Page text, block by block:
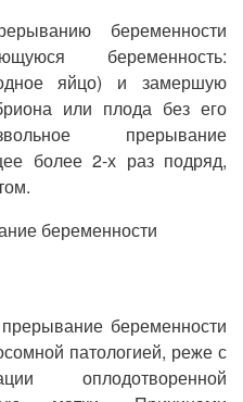
беременности
беременность:
яйцо) и замершую
или плода без его
прерывание
более 2-х раз подряд,
беременности
беременности
патологией, реже с
оплодотворенной